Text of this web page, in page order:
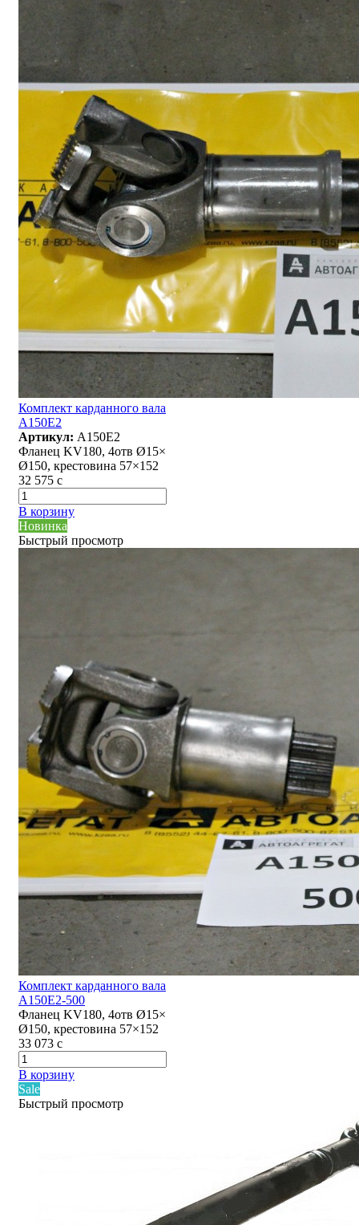
Комплект карданного вала
А150Е2
Артикул: А150Е2
Фланец KV180, 4отв Ø15×
Ø150, крестовина 57×152
32 575 c
В корзину
Новинка
Быстрый просмотр
Комплект карданного вала
А150Е2-500
Фланец KV180, 4отв Ø15×
Ø150, крестовина 57×152
33 073 c
В корзину
Sale
Быстрый просмотр